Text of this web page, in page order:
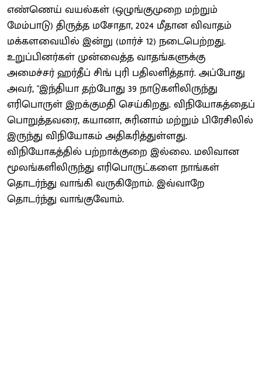
எண்ணெய் வயல்கள் (ஒழுங்குமுறை மற்றும்
மேம்பாடு) திருத்த மசோதா, 2024 மீதான விவாதம்
மக்களவையில் இன்று (மார்ச் 12) நடைபெற்றது.
உறுப்பினர்கள் முன்வைத்த வாதங்களுக்கு
அமைச்சர் ஹர்தீப் சிங் புரி பதிலளித்தார். அப்போது
அவர், "இந்தியா தற்போது 39 நாடுகளிலிருந்து
எரிபொருள் இறக்குமதி செய்கிறது. விநியோகத்தைப்
பொறுத்தவரை, கயானா, சுரினாம் மற்றும் பிரேசிலில்
இருந்து விநியோகம் அதிகரித்துள்ளது.
விநியோகத்தில் பற்றாக்குறை இல்லை. மலிவான
மூலங்களிலிருந்து எரிபொருட்களை நாங்கள்
தொடர்ந்து வாங்கி வருகிறோம். இவ்வாறே
தொடர்ந்து வாங்குவோம்.